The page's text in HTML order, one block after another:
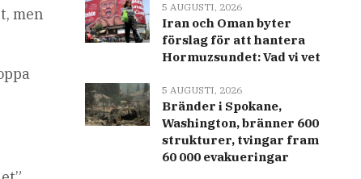
men
5 AUGUSTI, 2026
Iran och Oman byter
förslag för att hantera
Hormuzsundet: Vad vi vet
5 AUGUSTI, 2026
Bränder i Spokane,
Washington, bränner 600
strukturer, tvingar fram
60 000 evakueringar